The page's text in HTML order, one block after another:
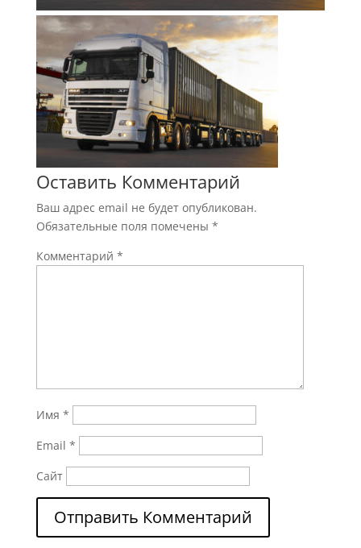
Оставить Комментарий
Ваш адрес email не будет опубликован.
Обязательные поля помечены *
Комментарий *
Имя *
Email *
Сайт